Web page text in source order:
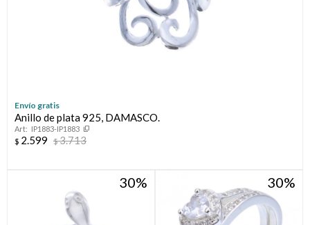
Envío gratis
Anillo de plata 925, DAMASCO.
IP1883-IP1883
$ 2.599 $3.713
30 30